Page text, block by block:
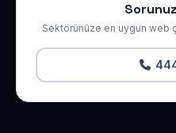
Sektörünüze en uygun web